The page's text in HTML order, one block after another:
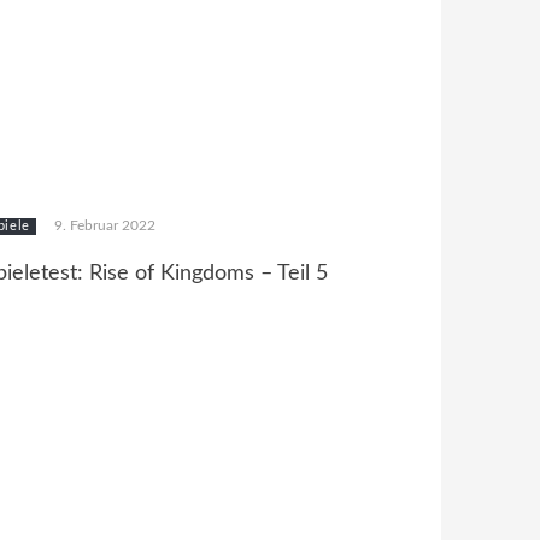
9. Februar 2022
Rise of Kingdoms – Teil 5